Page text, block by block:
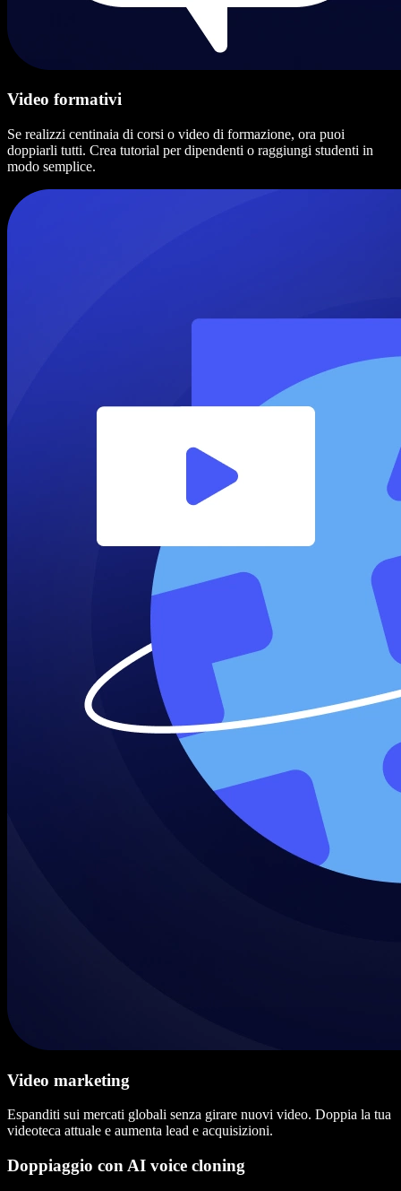
Video formativi
Se realizzi centinaia di corsi o video di formazione, ora puoi
doppiarli tutti. Crea tutorial per dipendenti o raggiungi studenti in
modo semplice.
Video marketing
Espanditi sui mercati globali senza girare nuovi video. Doppia la tua
videoteca attuale e aumenta lead e acquisizioni.
Doppiaggio con AI voice cloning